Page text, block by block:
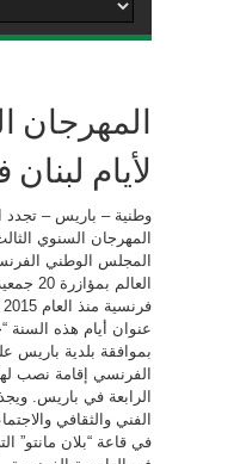
المهرجان
لأيام
وطنية – باريس – تجدد
المهرجان السنوي
المجلس الوطني
عنوان أيام هذه السنة
بموافقة بلدية
الفرنسي إقامة نصب
الرابعة في باريس.
الفني والثقافي
في قاعة “بلان مانتو”